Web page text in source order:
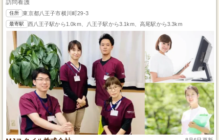
訪問看護
住所 東京都八王子市横川町29-3
最寄駅 西八王子駅から1.0km、八王子駅から3.1km、高尾駅から3.3km